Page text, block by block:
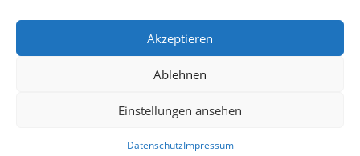
Akzeptieren
Ablehnen
Einstellungen ansehen
DatenschutzImpressum